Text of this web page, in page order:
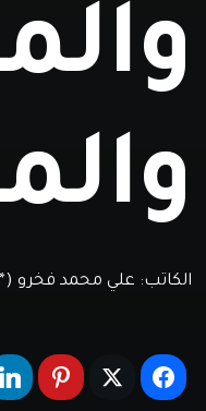
الكاتب: علي محمد فخرو